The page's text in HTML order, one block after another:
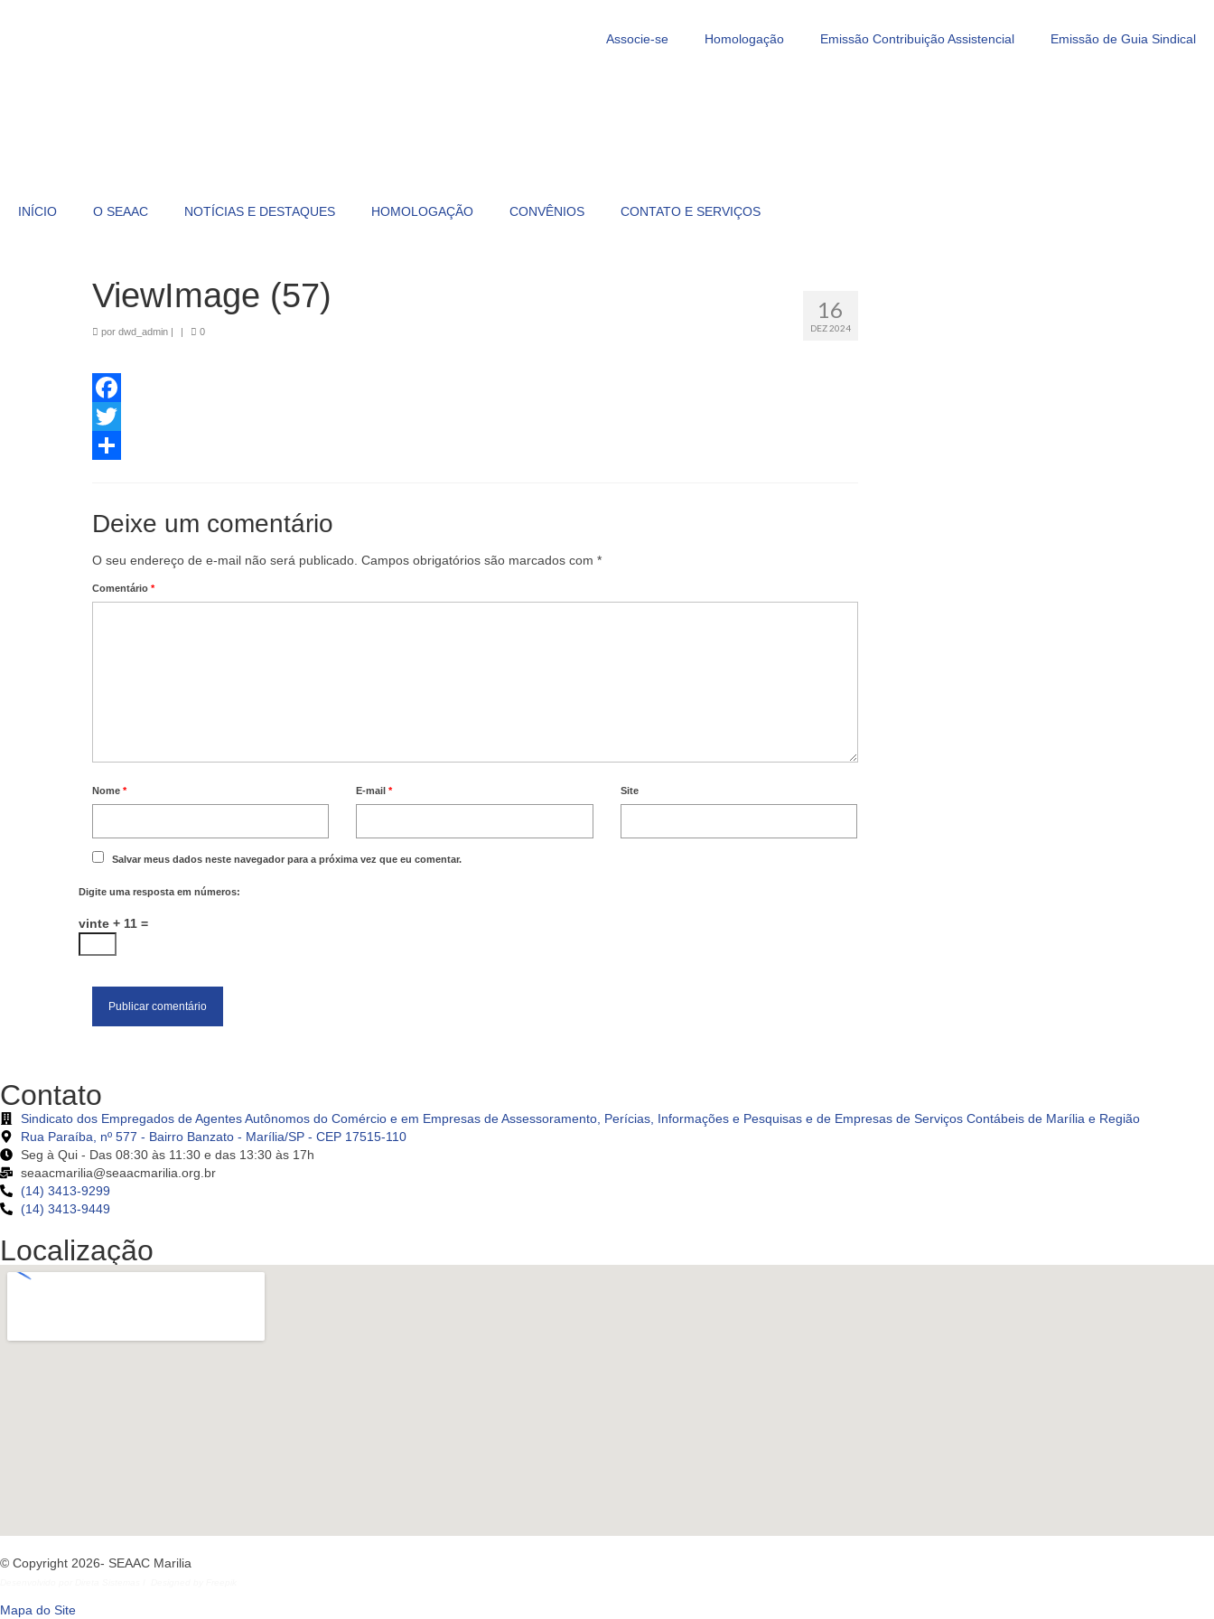
Associe-se Homologação Emissão Contribuição Assistencial Emissão de Guia Sindical
INÍCIO O SEAAC NOTÍCIAS E DESTAQUES HOMOLOGAÇÃO CONVÊNIOS CONTATO E SERVIÇOS
16
DEZ 2024
ViewImage (57)
por dwd_admin | | 0
Facebook
Twitter
Deixe um comentário
O seu endereço de e-mail não será publicado. Campos obrigatórios são marcados com *
Comentário *
Nome * E-mail* Site
Salvar meus dados neste navegador para a próxima vez que eu comentar.
Digite uma resposta em números:
vinte + 11 =
Contato
Sindicato dos Empregados de Agentes Autônomos do Comércio e em Empresas de Assessoramento, Perícias, Informações e Pesquisas e de Empresas de Serviços Contábeis de Marília e Região
Rua Paraíba, nº 577 - Bairro Banzato - Marília/SP - CEP 17515-110
Seg à Qui - Das 08:30 às 11:30 e das 13:30 às 17h
seaacmarilia@seaacmarilia.org.br
(14) 3413-9299
(14) 3413-9449
Localização
© Copyright 2026- SEAAC Marilia
Mapa do Site